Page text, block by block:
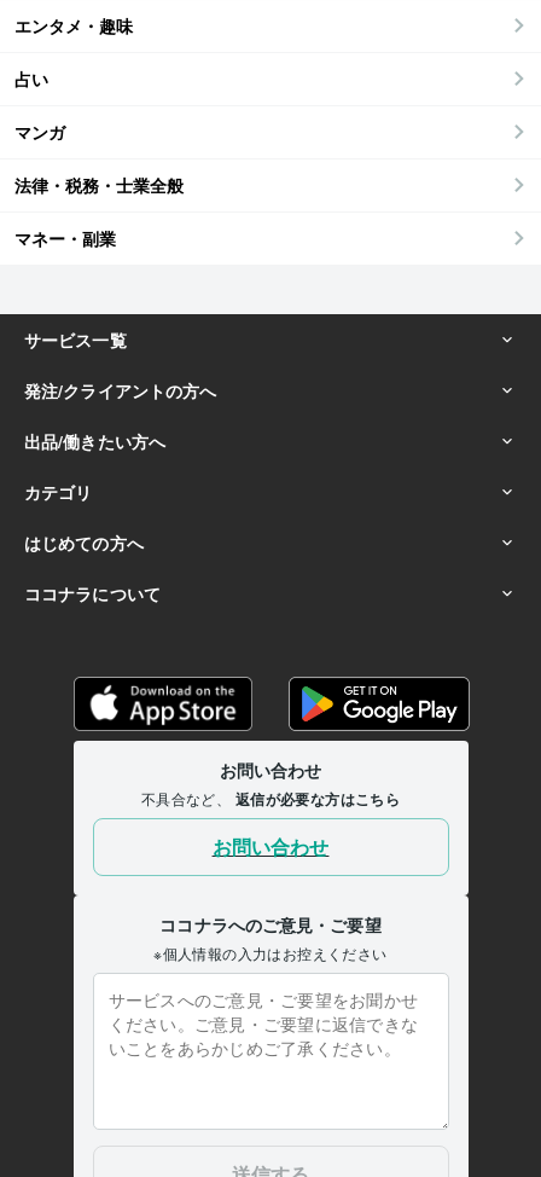
エンタメ・趣味
占い
マンガ
法律・税務・士業全般
マネー・副業